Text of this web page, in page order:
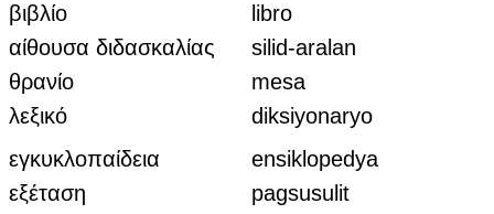
βιβλίο
libro
αίθουσα διδασκαλίας
silid-aralan
θρανίο
mesa
λεξικό
diksiyonaryo
εγκυκλοπαίδεια
ensiklopedya
εξέταση
pagsusulit